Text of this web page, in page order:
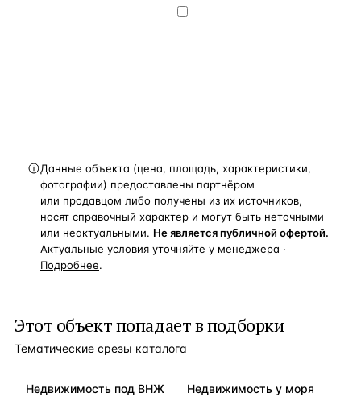
Данные объекта (цена, площадь, характеристики,
фотографии) предоставлены партнёром
или продавцом либо получены из их источников,
носят справочный характер и могут быть неточными
или неактуальными. Не является публичной офертой.
Актуальные условия уточняйте у менеджера ·
Подробнее.
Этот объект попадает в подборки
Тематические срезы каталога
Недвижимость под ВНЖ Недвижимость у моря